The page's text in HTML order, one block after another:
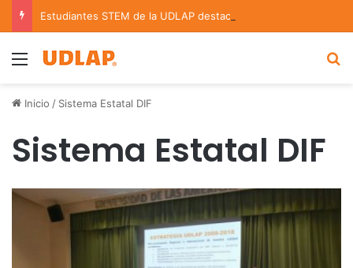
Menu
Inicio / Sistema Estatal DIF
Sistema Estatal DIF